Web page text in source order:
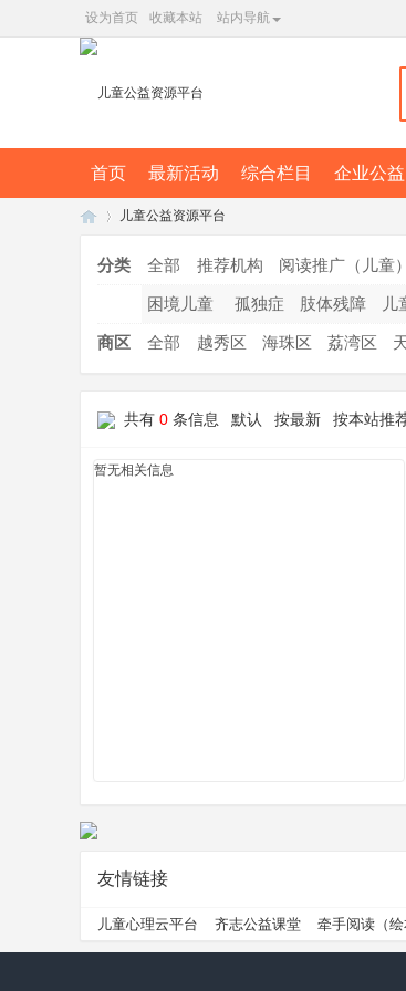
设为首页 收藏本站 站内导航
首页 最新活动 综合栏目 企业公益
儿童公益资源平台
分类 全部 推荐机构 阅读推广（儿童）
困境儿童 孤独症 肢体残障 儿
商区 全部 越秀区 海珠区 荔湾区
共有 0 条信息 默认 按最新 按本站推
暂无相关信息
友情链接
儿童心理云平台 齐志公益课堂 牵手阅读（绘